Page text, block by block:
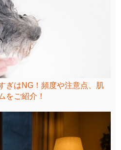
ぎはNG！頻度や注意点、肌
をご紹介！